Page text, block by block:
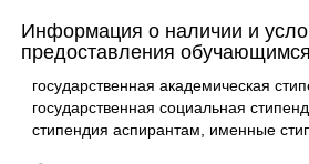
Информация о наличии и
предоставления
государственная академическая
государственная социальная
стипендия аспирантам, именные